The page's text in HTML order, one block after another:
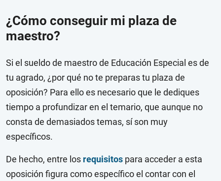
¿Cómo conseguir mi plaza de
maestro?
Si el sueldo de maestro de Educación Especial es de
tu agrado, ¿por qué no te preparas tu plaza de
oposición? Para ello es necesario que le dediques
tiempo a profundizar en el temario, que aunque no
consta de demasiados temas, sí son muy
específicos.
De hecho, entre los requisitos para acceder a esta
oposición figura como específico el contar con el